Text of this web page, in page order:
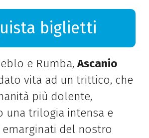
biglietti
e Rumba, Ascanio
vita ad un trittico, che
più dolente,
una trilogia intensa e
del nostro